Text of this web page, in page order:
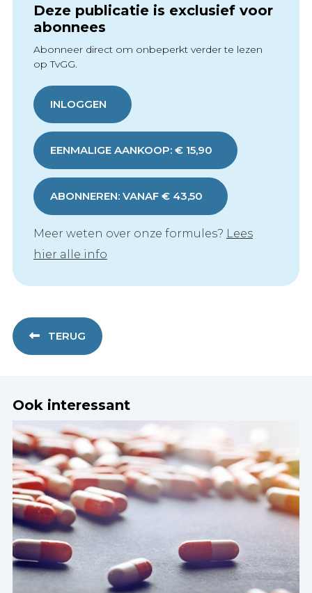
Deze publicatie is exclusief voor
abonnees
Abonneer direct om onbeperkt verder te lezen
op TvGG.
INLOGGEN
EENMALIGE AANKOOP: € 15,90
ABONNEREN: VANAF € 43,50
Meer weten over onze formules? Lees
hier alle info
TERUG
Ook interessant